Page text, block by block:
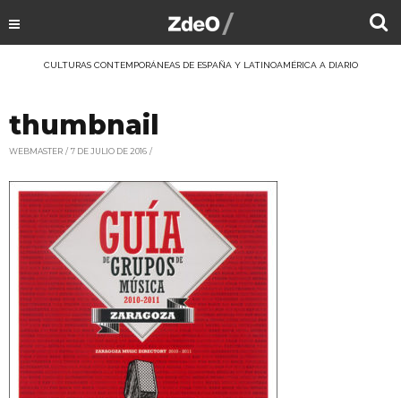
CULTURAS CONTEMPORÁNEAS DE ESPAÑA Y LATINOAMÉRICA A DIARIO
thumbnail
WEBMASTER 7 DE JULIO DE 2016